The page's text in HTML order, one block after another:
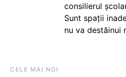
consilierul
Sunt spații
nu va destăinui
CELE MAI NOI